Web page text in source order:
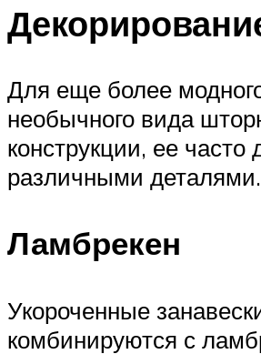
Для еще более
необычного вида
конструкции, ее часто
различными деталями.
Ламбрекен
Укороченные
комбинируются с